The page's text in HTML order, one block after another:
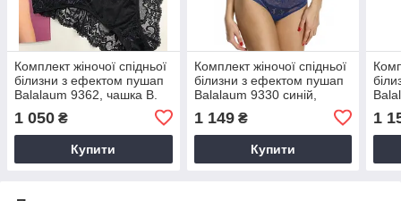
Комплект жіночої спідньої
білизни з ефектом пушап
Balalaum 9362, чашка В.
1 050 ₴
Купити
Комплект жіночої спідньої
білизни з ефектом пушап
Balalaum 9330 синій,
1 149₴
Купити
1